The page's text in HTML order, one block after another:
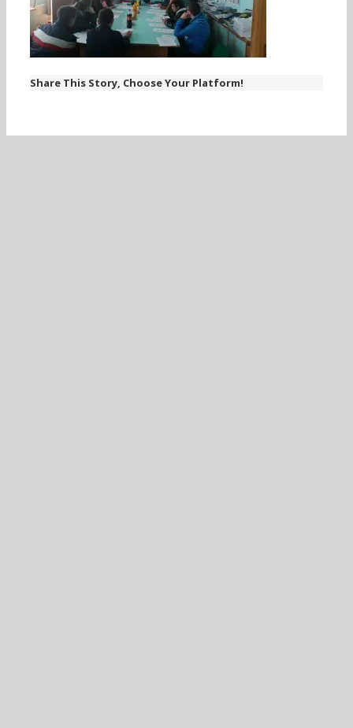
Share This Story, Choose Your Platform!